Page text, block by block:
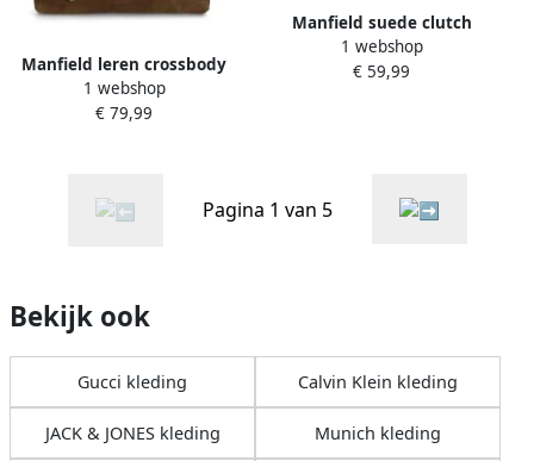
Manfield leren crossbody
tas bruin
1 webshop
€ 79,99
Manfield suede clutch
beige
1 webshop
€ 59,99
Pagina 1 van 5
Bekijk ook
Gucci kleding Calvin Klein kleding
JACK & JONES kleding Munich kleding